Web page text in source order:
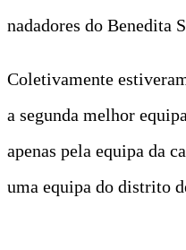
nadadores do Benedita
Coletivamente
a segunda melhor
apenas pela equipa da
uma equipa do distrito